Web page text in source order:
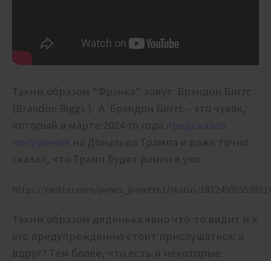
Таким образом “Фрэнка” зовут Брэндон Биггс
(Brandon Biggs ). А Брэндон Биггс – это чувак,
который в марте 2024-го года предсказал
покушение на Дональда Трампа и даже точно
сказал, что Трамп будет ранен в ухо:
https://twitter.com/james_jinnette1/status/
Таким образом дяденька явно что-то видит и к
его предупреждению стоит прислушаться: а
вдруг? Тем более, что есть и некоторые